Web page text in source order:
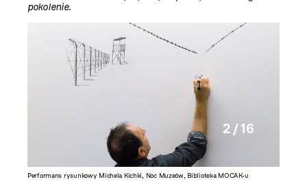
pokolenie.
Performans rysunkowy Michela Kichki, Noc Muzeów, Biblioteka MOCAK-u
2 / 16